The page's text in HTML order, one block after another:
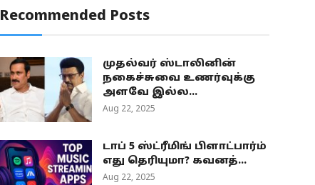
Recommended Posts
முதல்வர் ஸ்டாலினின்
நகைச்சுவை உணர்வுக்கு
அளவே இல்ல...
Aug 22, 2025
டாப் 5 ஸ்ட்ரீமிங் பிளாட்பார்ம்
எது தெரியுமா? கவனத்...
Aug 22, 2025